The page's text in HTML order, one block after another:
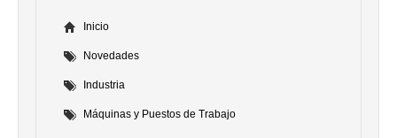
Inicio
Novedades
Industria
Máquinas y Puestos de Trabajo